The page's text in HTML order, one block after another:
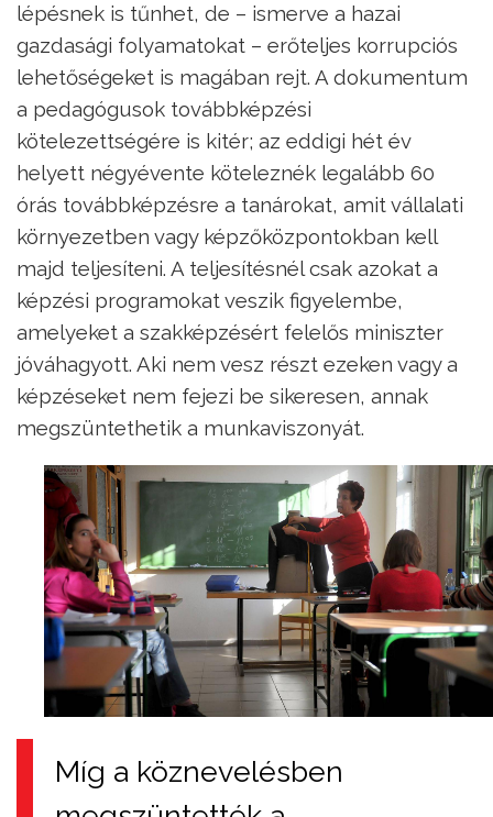
lépésnek is tűnhet, de – ismerve a hazai
gazdasági folyamatokat – erőteljes korrupciós
lehetőségeket is magában rejt. A dokumentum
a pedagógusok továbbképzési
kötelezettségére is kitér; az eddigi hét év
helyett négyévente köteleznék legalább 60
órás továbbképzésre a tanárokat, amit vállalati
környezetben vagy képzőközpontokban kell
majd teljesíteni. A teljesítésnél csak azokat a
képzési programokat veszik figyelembe,
amelyeket a szakképzésért felelős miniszter
jóváhagyott. Aki nem vesz részt ezeken vagy a
képzéseket nem fejezi be sikeresen, annak
megszüntethetik a munkaviszonyát.
Míg a köznevelésben